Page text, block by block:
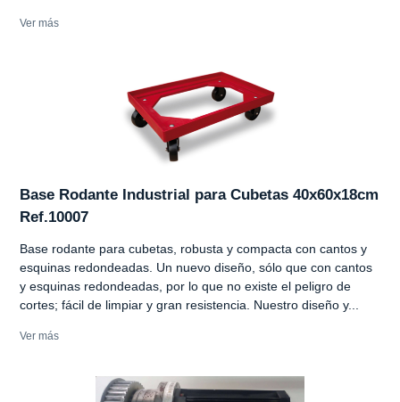
Ver más
Base Rodante Industrial para Cubetas 40x60x18cm
Ref.10007
Base rodante para cubetas, robusta y compacta con cantos y
esquinas redondeadas. Un nuevo diseño, sólo que con cantos
y esquinas redondeadas, por lo que no existe el peligro de
cortes; fácil de limpiar y gran resistencia. Nuestro diseño y...
Ver más